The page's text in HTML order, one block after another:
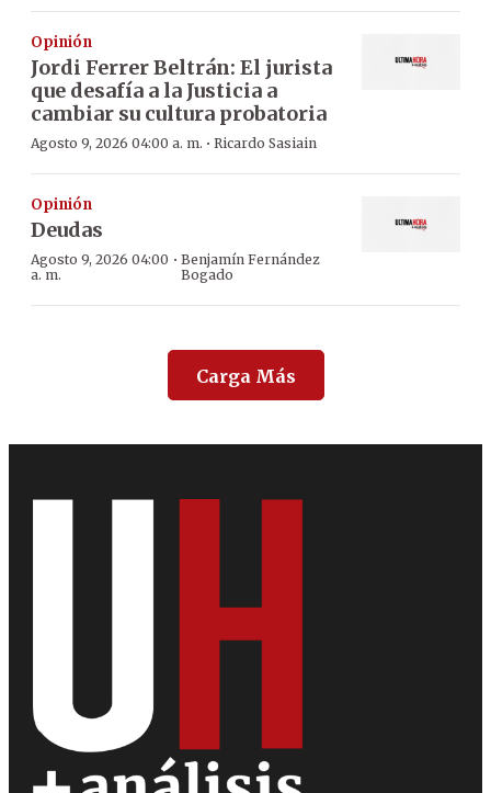
Opinión
Jordi Ferrer Beltrán: El jurista
que desafía a la Justicia a
cambiar su cultura probatoria
Agosto 9, 2026 04:00 a. m. · Ricardo Sasiain
Opinión
Deudas
Agosto 9, 2026 04:00
a. m.
·Benjamín Fernández
Bogado
Carga Más